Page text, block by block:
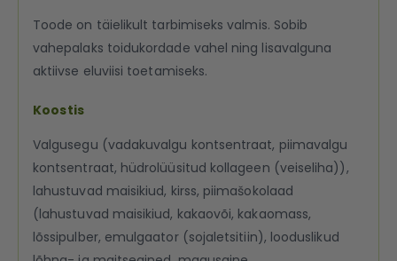
Toode on täielikult tarbimiseks valmis. Sobib
vahepalaks toidukordade vahel ning lisavalguna
aktiivse eluviisi toetamiseks.
Koostis
Valgusegu (vadakuvalgu kontsentraat, piimavalgu
kontsentraat, hüdrolüüsitud kollageen (veiseliha)),
lahustuvad maisikiud, kirss, piimašokolaad
(lahustuvad maisikiud, kakaovõi, kakaomass,
lõssipulber, emulgaator (sojaletsitiin), looduslikud